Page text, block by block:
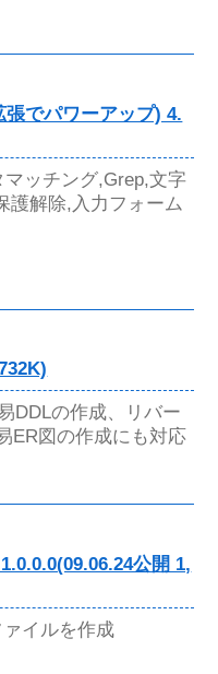
でパワーアップ) 4.
ッチング,Grep,文字
護解除,入力フォーム
DDLの作成、リバー
ER図の作成にも対応
公開 1,
イルを作成